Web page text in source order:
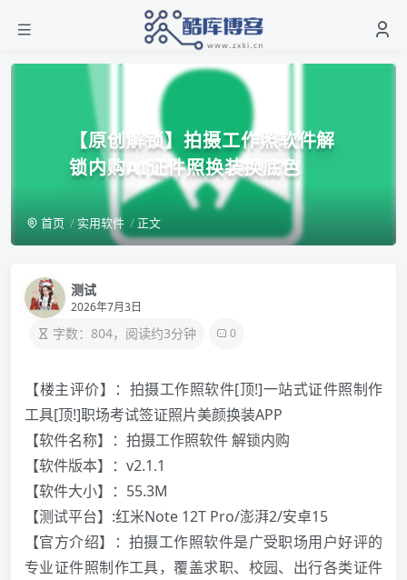
【原创解锁】拍摄工作照软件解
锁内购AI证件照换装换底色
首页 实用软件 正文
测试
2026年7月3日
字数：804，阅读约3分钟 0
【楼主评价】：拍摄工作照软件[顶!]一站式证件照制作
工具[顶!]职场考试签证照片美颜换装APP
【软件名称】：拍摄工作照软件 解锁内购
【软件版本】：v2.1.1
【软件大小】：55.3M
【测试平台】:红米Note 12T Pro/澎湃2/安卓15
【官方介绍】：拍摄工作照软件是广受职场用户好评的
专业证件照制作工具，覆盖求职、校园、出行各类证件